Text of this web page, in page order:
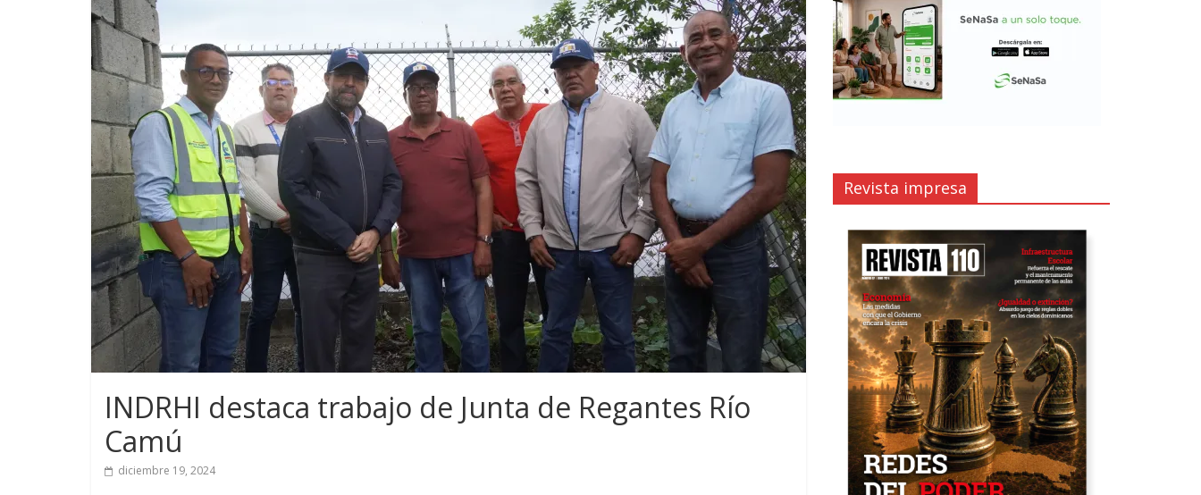
INDRHI destaca trabajo de Junta de Regantes Río
Camú
diciembre 19, 2024
Revista impresa